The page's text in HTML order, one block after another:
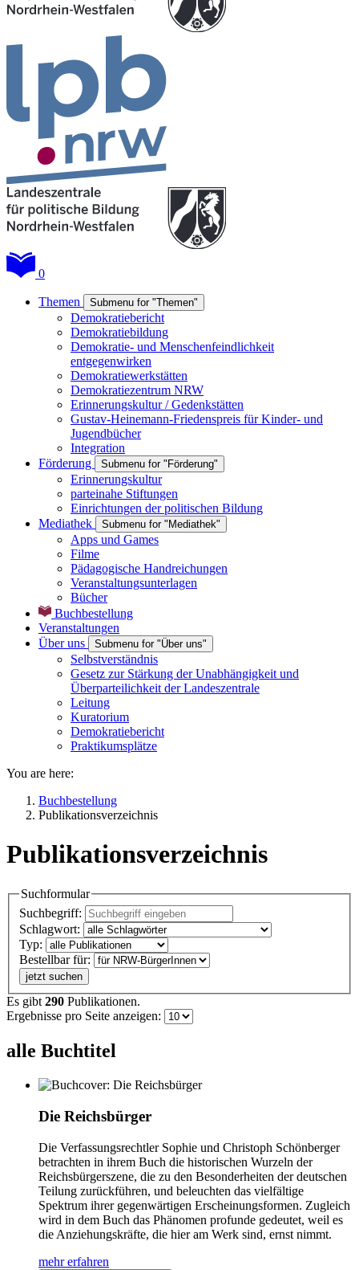
0
Themen Submenu for "Themen"
Demokratiebericht
Demokratiebildung
Demokratie- und Menschenfeindlichkeit
entgegenwirken
Demokratiewerkstätten
Demokratiezentrum NRW
Erinnerungskultur / Gedenkstätten
Gustav-Heinemann-Friedenspreis für Kinder- und
Jugendbücher
Integration
Förderung
Submenu for "Förderung"
Erinnerungskultur
parteinahe Stiftungen
Einrichtungen der politischen Bildung
Mediathek
Submenu for "Mediathek"
Apps und Games
Filme
Pädagogische Handreichungen
Veranstaltungsunterlagen
Bücher
Buchbestellung
Veranstaltungen
Über uns
Submenu for "Über uns"
Selbstverständnis
Gesetz zur Stärkung der Unabhängigkeit und
Überparteilichkeit der Landeszentrale
Leitung
Kuratorium
Demokratiebericht
Praktikumsplätze
You are here:
Buchbestellung
Publikationsverzeichnis
Publikationsverzeichnis
Suchformular
Suchbegriff:
Schlagwort:
Typ:
Bestellbar für:
jetzt suchen
Es gibt 290 Publikationen.
Ergebnisse pro Seite anzeigen:
alle Buchtitel
Die Reichsbürger
Die Verfassungsrechtler Sophie und Christoph Schönberger
betrachten in ihrem Buch die historischen Wurzeln der
Reichsbürgerszene, die zu den Besonderheiten der deutschen
Teilung zurückführen, und beleuchten das vielfältige
Spektrum ihrer gegenwärtigen Erscheinungsformen. Zugleich
wird in dem Buch das Phänomen profunde gedeutet, weil es
die Anziehungskräfte, die hier am Werk sind, ernst nimmt.
mehr erfahren